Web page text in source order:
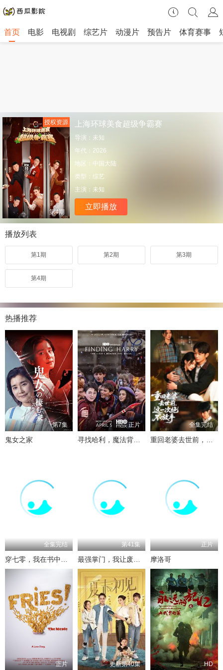
首页 电影 电视剧 综艺片 动漫片 预告片 体育赛事
第4期
授权资源 上海环球美食超级争霸赛
导演： 未知
年代： 2026
地区： 中国大陆
类型： 综艺
主演： 未知
立即播放
播放列表
第1期 第2期 第3期
第4期
热播推荐
第7集
鬼女之家
正片
寻找哈利，魔法背后的匠心
全集完结
重回老婆去世前，这一次绝不放手
全集完结
穿七零，我在书中挺好的
第41集
最强掌门，我让废柴宗门碾压三界
正片
摩洛哥
正片 更新第40集 HD